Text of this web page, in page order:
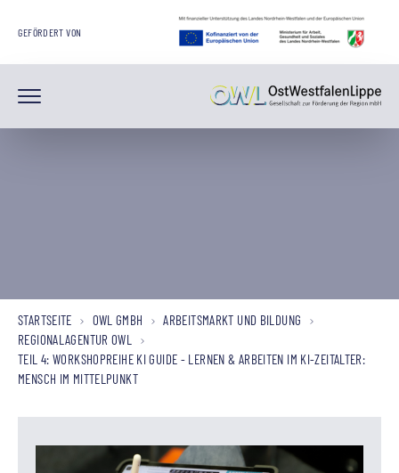
GEFÖRDERT VON
STARTSEITE OWL GMBH
ARBEITSMARKT UND BILDUNG
REGIONALAGENTUR OWL
TEIL 4: WORKSHOPREIHE KI GUIDE - LERNEN & ARBEITEN IM KI-ZEITALTER:
MENSCH IM MITTELPUNKT